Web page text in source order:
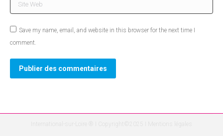
Save my name, email, and website in this browser for the next time I
comment.
Publier des commentaires